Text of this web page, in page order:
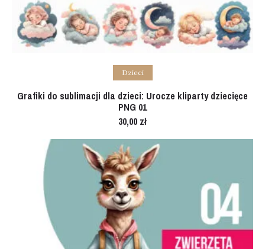
Add to cart
Dzieci
Grafiki do sublimacji dla dzieci: Urocze kliparty dziecięce
PNG 01
30,00 zł